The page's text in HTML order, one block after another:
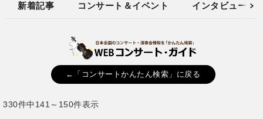
新着記事 コンサート＆イベント インタビュー
←「コンサートかんたん検索」に戻る
330件中141～150件表示